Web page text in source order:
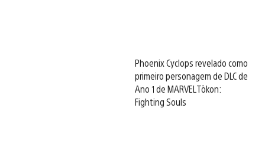
Phoenix Cyclops revelado como
primeiro personagem de DLC de
Ano 1 de MARVEL Tōkon:
Fighting Souls